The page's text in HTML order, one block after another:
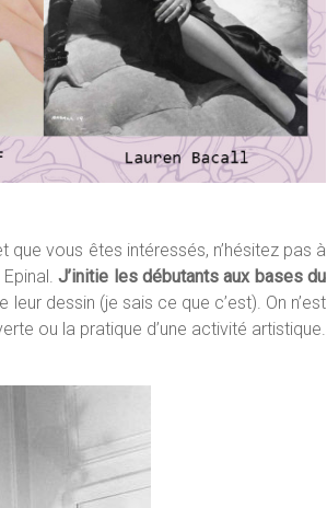
vous êtes intéressés, n’hésitez pas à
Epinal.J’initie les débutants aux bases du
leur dessin (je sais ce que c’est). On n’est
ou la pratique d’une activité artistique.